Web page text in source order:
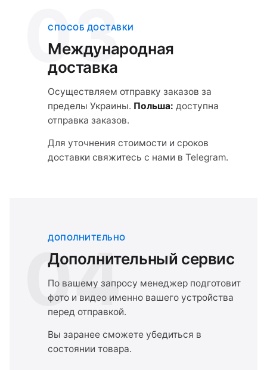
03
СПОСОБ ДОСТАВКИ
Международная
доставка
Осуществляем отправку заказов за
пределы Украины. Польша: доступна
отправка заказов.
Для уточнения стоимости и сроков
доставки свяжитесь с нами в Telegram.
04
ДОПОЛНИТЕЛЬНО
Дополнительный сервис
По вашему запросу менеджер подготовит
фото и видео именно вашего устройства
перед отправкой.
Вы заранее сможете убедиться в
состоянии товара.